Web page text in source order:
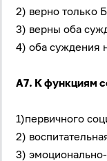
2) верно только Б
3) верны оба
4) оба суждения
А7. К функциям
1)первичного
2)
3)